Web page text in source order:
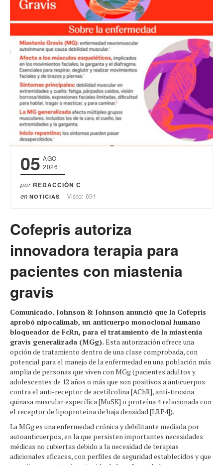
05 AGO
2026
por REDACCIÓN C
en NOTICIAS Visto: 691
Cofepris autoriza
innovadora terapia para
pacientes con miastenia
gravis
Comunicado. Johnson & Johnson anunció que la Cofepris
aprobó nipocalimab, un anticuerpo monoclonal humano
bloqueador de FcRn, para el tratamiento de la miastenia
gravis generalizada (MGg). Esta autorización ofrece una
opción de tratamiento dentro de una clase comprobada, con
potencial para el manejo de la enfermedad en una población más
amplia de personas que viven con MGg (pacientes adultos y
adolescentes de 12 años o más que son positivos a anticuerpos
contra el anti-receptor de acetilcolina [AChR], anti-tirosina
quinasa muscular específica [MuSK] o proteína 4 relacionada con
el receptor de lipoproteína de baja densidad [LRP4]).
La MGg es una enfermedad crónica y debilitante mediada por
autoanticuerpos, en la que persisten importantes necesidades
médicas no cubiertas debido a la necesidad de terapias
adicionales eficaces, con perfiles de seguridad establecidos y que